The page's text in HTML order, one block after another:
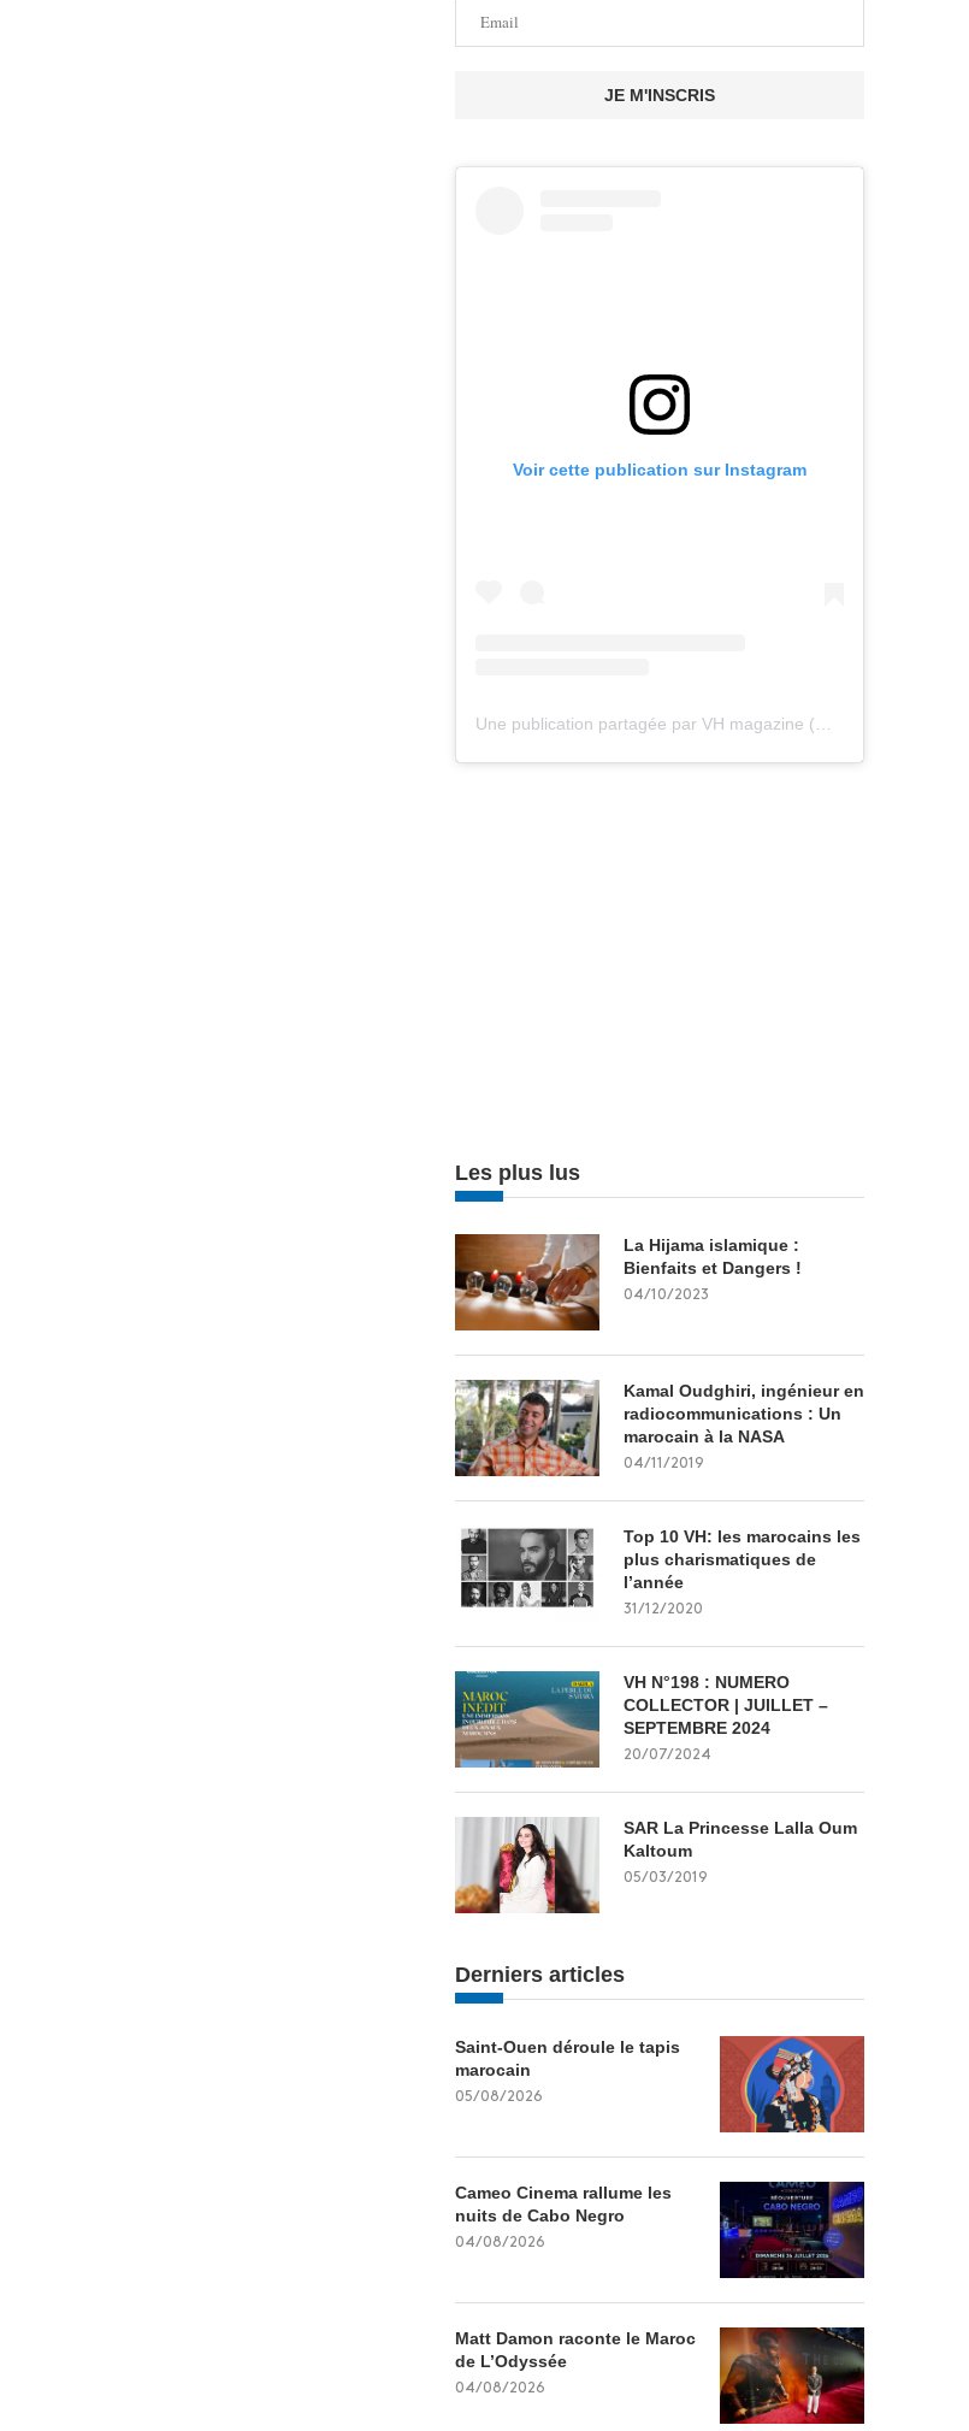
JE M'INSCRIS
Voir cette publication sur Instagram
Les plus lus
La Hijama islamique :
Bienfaits et Dangers !
04/10/2023
Kamal Oudghiri, ingénieur en
radiocommunications : Un
marocain à la NASA
04/11/2019
Top 10 VH: les marocains les
plus charismatiques de
l’année
31/12/2020
VH N°198 : NUMERO
COLLECTOR | JUILLET –
SEPTEMBRE 2024
20/07/2024
SAR La Princesse Lalla Oum
Kaltoum
05/03/2019
Derniers articles
Saint-Ouen déroule le tapis
marocain
05/08/2026
Cameo Cinema rallume les
nuits de Cabo Negro
04/08/2026
Matt Damon raconte le Maroc
de L’Odyssée
04/08/2026